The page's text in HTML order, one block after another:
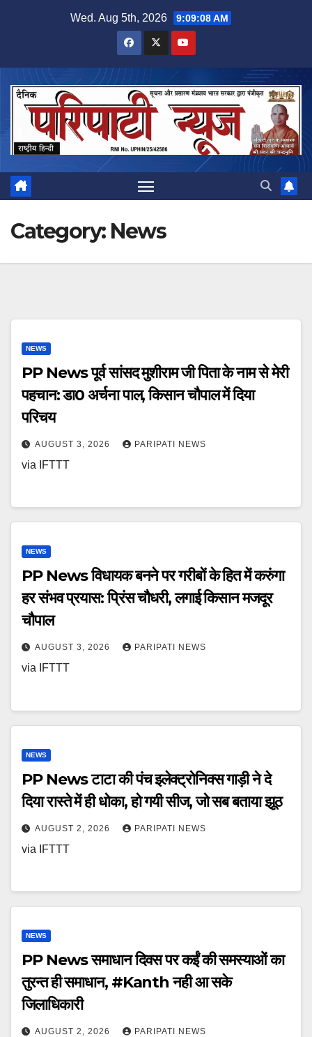
Wed. Aug 5th, 2026 9:09:09 AM
Category: News
NEWS
PP News पूर्व सांसद मुशीराम जी पिता के नाम से मेरी
पहचान: डा0 अर्चना पाल, किसान चौपाल में दिया
परिचय
AUGUST 3, 2026 PARIPATI NEWS
via IFTTT
NEWS
PP News विधायक बनने पर गरीबों के हित में करुंगा
हर संभव प्रयास: प्रिंस चौधरी, लगाई किसान मजदूर
चौपाल
AUGUST 3, 2026 PARIPATI NEWS
via IFTTT
NEWS
PP News टाटा की पंच इलेक्ट्रोनिक्स गाड़ी ने दे
दिया रास्ते में ही धोका, हो गयी सीज, जो सब बताया झूठ
AUGUST 2, 2026 PARIPATI NEWS
via IFTTT
NEWS
PP News समाधान दिवस पर कईं की समस्याओं का
तुरन्त ही समाधान, #Kanth नही आ सके
जिलाधिकारी
AUGUST 2, 2026 PARIPATI NEWS